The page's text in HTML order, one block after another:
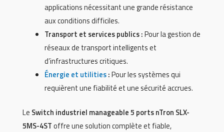
applications nécessitant une grande résistance
aux conditions difficiles.
Transport et services publics :Pour la gestion de
réseaux de transport intelligents et
d’infrastructures critiques.
Énergie et utilities:Pour les systèmes qui
requièrent une fiabilité et une sécurité accrues.
Le Switch industriel manageable 5 ports nTron SLX-
5MS-4SToffre une solution complète et fiable,